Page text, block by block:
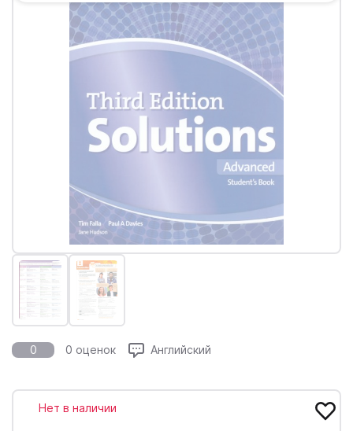
0 0 оценок Английский
Нет в наличии